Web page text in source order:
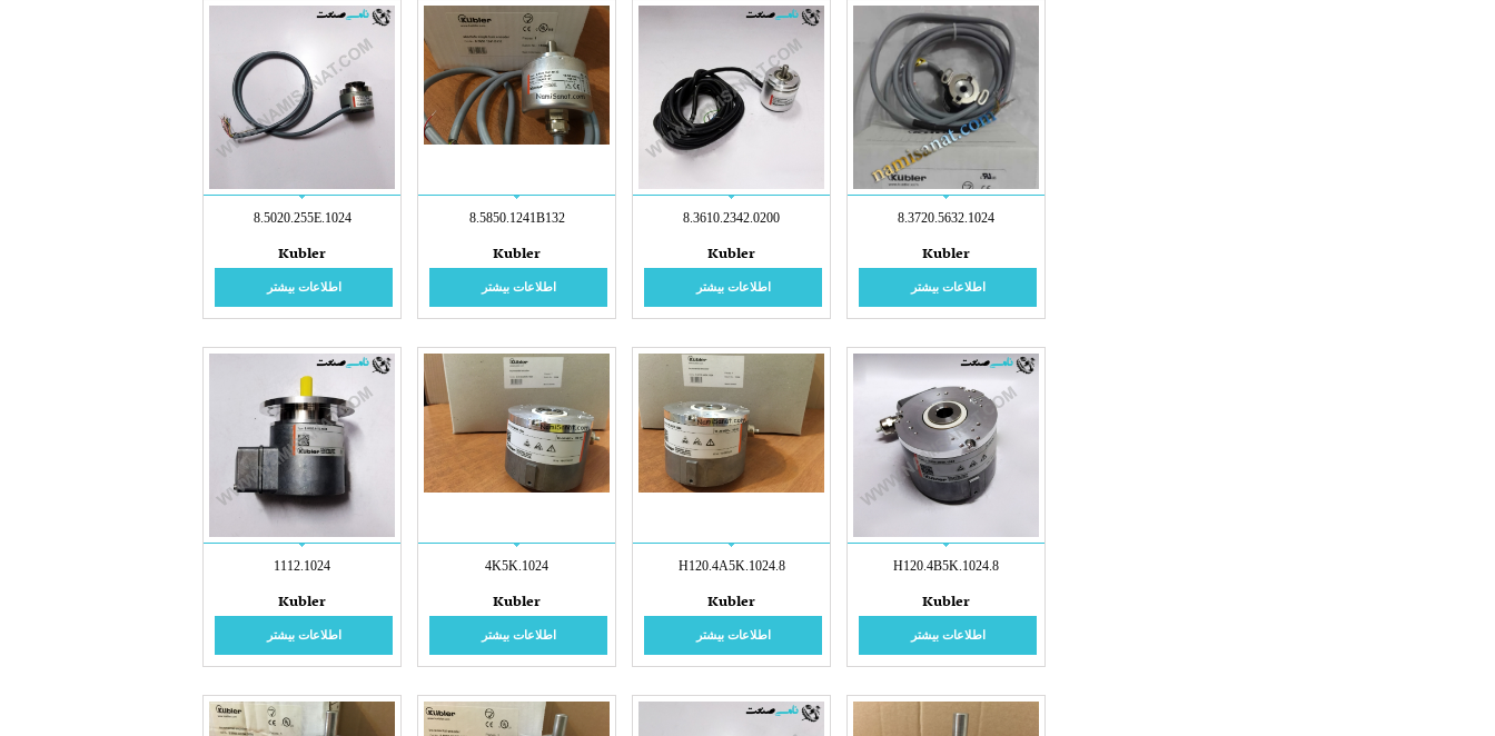
8.3720.5632.1024
Kubler
اطلاعات بیشتر
8.3610.2342.0200
Kubler
اطلاعات بیشتر
8.5850.1241B132
Kubler
اطلاعات بیشتر
8.5020.255E.1024
Kubler
اطلاعات بیشتر
8.H120.4B5K.1024
Kubler
اطلاعات بیشتر
8.H120.4A5K.1024
Kubler
اطلاعات بیشتر
4K5K.1024
Kubler
اطلاعات بیشتر
1112.1024
Kubler
اطلاعات بیشتر